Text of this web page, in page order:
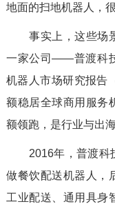
地面的扫地机器人，
事实上，这些场
一家公司——普渡科
机器人市场研究报告
额稳居全球商用服务
额领跑，是行业与出
2016年，普渡科
做餐饮配送机器人，
工业配送、通用具身